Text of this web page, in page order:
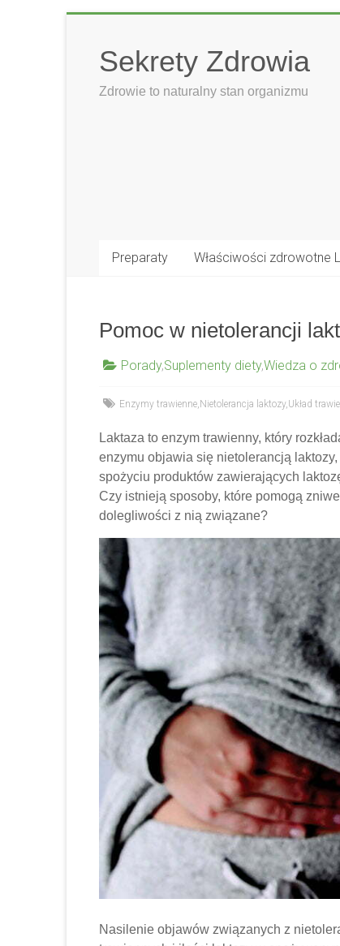
contentSekrety Zdrowia
Zdrowie to naturalny stan organizmu
Preparaty Właściwości zdrowotne
Pomoc w nietolerancji
Porady,Suplementy diety,Wiedza o
Enzymy trawienne, Nietolerancja laktozy,Układ
Laktaza to enzym trawienny, który
enzymu objawia się nietolerancją
spożyciu produktów zawierających
Czy istnieją sposoby, które pomogą
dolegliwości z nią związane?
Nasilenie objawów związanych z